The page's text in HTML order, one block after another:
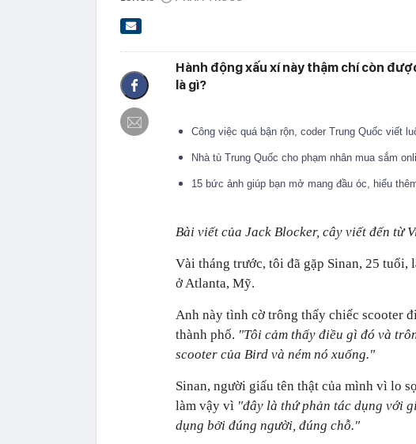
Hành động xấu xí này thậm chí còn
là gì?
Công việc quá bận rộn, coder Trung Quốc viết
Nhà tù Trung Quốc cho phạm nhân mua sắm
15 bức ảnh giúp bạn mở mang đầu óc, hiểu
Bài viết của Jack Blocker, cây viết đến từ
Vài tháng trước, tôi đã gặp Sinan, 25 tuổi,
ở Atlanta, Mỹ.
Anh này tình cờ trông thấy chiếc scooter
thành phố. "Tôi cảm thấy điều gì đó và
scooter của Bird và ném nó xuống."
Sinan, người giấu tên thật của mình vì lo
làm vậy vì "đây là thứ phản tác dụng với
dụng bởi đúng người, đúng chỗ."